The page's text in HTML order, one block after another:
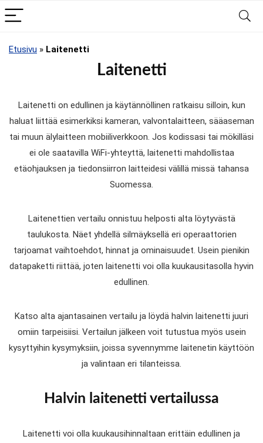
Etusivu » Laitenetti
Laitenetti
Laitenetti on edullinen ja käytännöllinen ratkaisu silloin, kun
haluat liittää esimerkiksi kameran, valvontalaitteen, sääaseman
tai muun älylaitteen mobiiliverkkoon. Jos kodissasi tai mökilläsi
ei ole saatavilla WiFi-yhteyttä, laitenetti mahdollistaa
etäohjauksen ja tiedonsiirron laitteidesi välillä missä tahansa
Suomessa.
Laitenettien vertailu onnistuu helposti alta löytyvästä
taulukosta. Näet yhdellä silmäyksellä eri operaattorien
tarjoamat vaihtoehdot, hinnat ja ominaisuudet. Usein pienikin
datapaketti riittää, joten laitenetti voi olla kuukausitasolla hyvin
edullinen.
Katso alta ajantasainen vertailu ja löydä halvin laitenetti juuri
omiin tarpeisiisi. Vertailun jälkeen voit tutustua myös usein
kysyttyihin kysymyksiin, joissa syvennymme laitenetin käyttöön
ja valintaan eri tilanteissa.
Halvin laitenetti vertailussa
Laitenetti voi olla kuukausihinnaltaan erittäin edullinen ja